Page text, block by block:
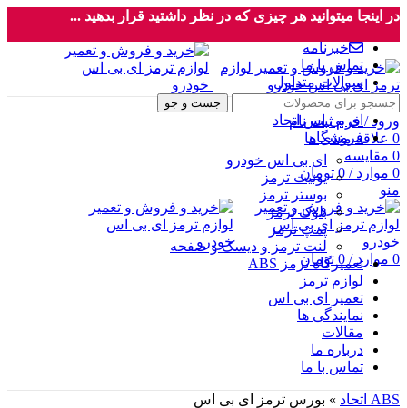
در اینجا میتوانید هر چیزی که در نظر داشتید قرار بدهید ...
خبرنامه
تماس با ما
سوالات متداول
جست و جو
ورود / فرم ثبت نام
0 علاقه مندی ها
0 مقایسه
0 موارد /
0 تومان
منو
0 موارد /
0 تومان
ای بی اس اتحاد
فروشگاه
ای بی اس خودرو
یونیت ترمز
بوستر ترمز
بلوک ترمز
پمپ ترمز
لنت ترمز و دیسک و صفحه
تعمیرگاه ترمز ABS
لوازم ترمز
تعمیر ای بی اس
نمایندگی ها
مقالات
درباره ما
تماس با ما
ABS اتحاد » بورس ترمز ای بی اس